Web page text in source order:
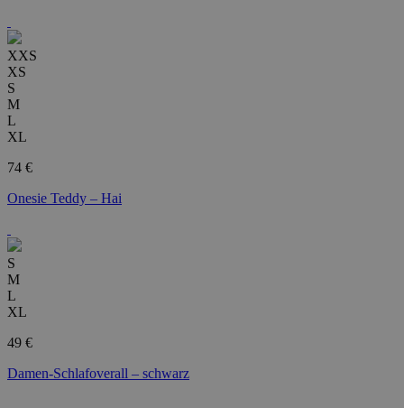
XXS
XS
S
M
L
XL
74 €
Onesie Teddy – Hai
S
M
L
XL
49 €
Damen-Schlafoverall – schwarz